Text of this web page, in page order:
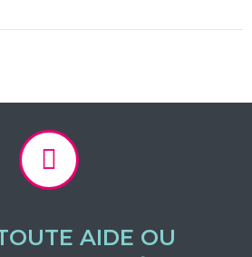
AIDE OU